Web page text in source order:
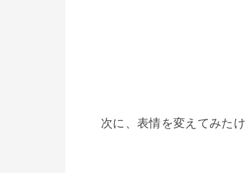
次に、表情を変えてみた